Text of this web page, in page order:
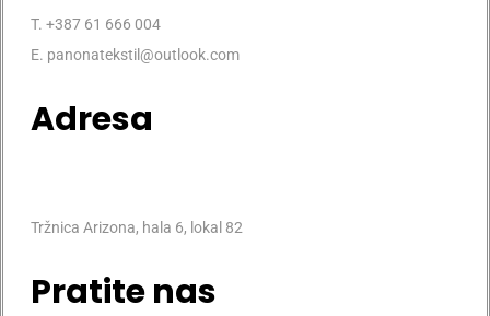
T. +387 61 666 004
E. panonatekstil@outlook.com
Adresa
Tržnica Arizona, hala 6, lokal 82
Pratite nas